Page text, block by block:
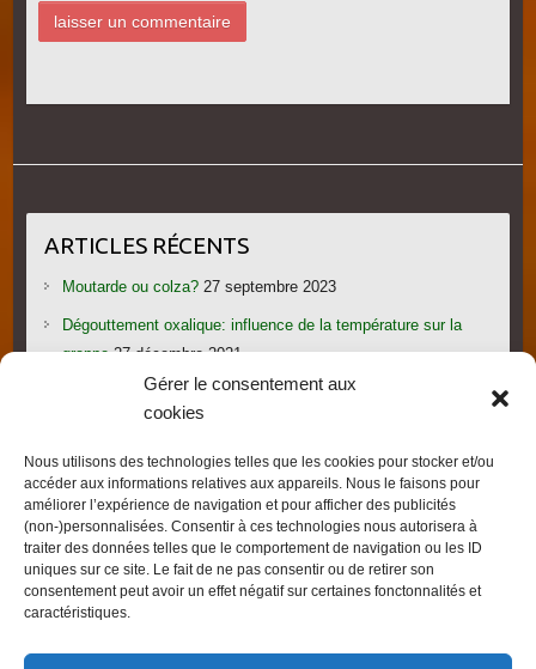
Gérer le consentement aux
cookies
Nous utilisons des technologies telles que les cookies pour stocker et/ou
accéder aux informations relatives aux appareils. Nous le faisons pour
améliorer l’expérience de navigation et pour afficher des publicités
(non-)personnalisées. Consentir à ces technologies nous autorisera à
traiter des données telles que le comportement de navigation ou les ID
uniques sur ce site. Le fait de ne pas consentir ou de retirer son
consentement peut avoir un effet négatif sur certaines fonctonnalités et
caractéristiques.
ARTICLES RÉCENTS
Moutarde ou colza? 27 septembre 2023
Dégouttement oxalique: influence de la température sur la
grappe 27 décembre 2021
Le candi provoque l’essaimage: vraiment?
Les villages provençaux du Pays de Fayence 19 septembre
2021